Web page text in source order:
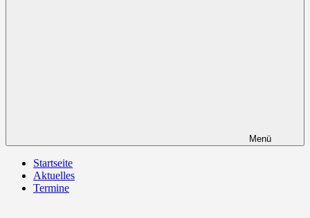
Menü
Startseite
Aktuelles
Termine